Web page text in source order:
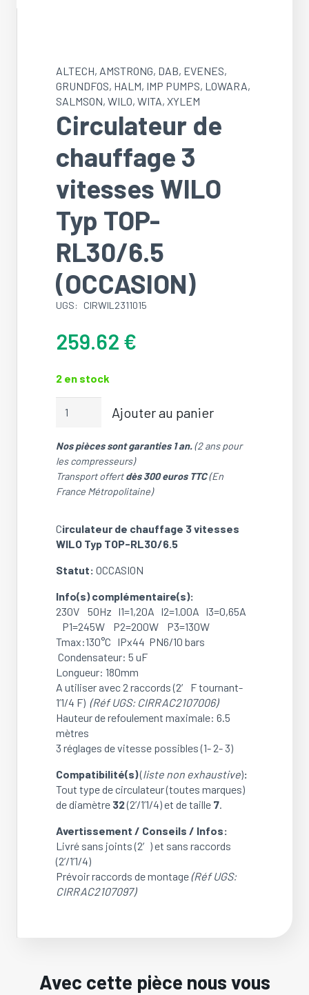
ALTECH, AMSTRONG, DAB, EVENES,
GRUNDFOS, HALM, IMP PUMPS, LOWARA,
SALMSON, WILO, WITA, XYLEM
Circulateur de
chauffage 3
vitesses WILO
Typ TOP-
RL30/6.5
(OCCASION)
UGS: CIRWIL2311015
259.62 €
2 en stock
de
chauffage
3
vitesses
Typ
TOP-
(OCCASION)
Ajouter au panier
Nos pièces sont garanties 1 an.(2 ans pour
les compresseurs)
Transport offertdès 300 euros TTC(En
France Métropolitaine)
Circulateur de chauffage 3 vitesses
WILO Typ TOP-RL30/6.5
Statut: OCCASION
Info(s) complémentaire(s):
230V 50Hz I1=1,20A I2=1.00A I3=0,65A
P1=245W P2=200W P3=130W
Tmax:130°C IPx44 PN6/10 bars
Condensateur: 5 uF
Longueur: 180mm
A utiliser avec 2 raccords (2′ F tournant-
1’1/4 F) (Réf UGS: CIRRAC2107006)
Hauteur de refoulement maximale: 6.5
mètres
3 réglages de vitesse possibles (1- 2- 3)
Compatibilité(s)(liste non exhaustive):
Tout type de circulateur (toutes marques)
de diamètre 32(2’/1’1/4) et de taille 7.
Avertissement / Conseils / Infos:
Livré sans joints (2′) et sans raccords
(2’/1’1/4)
Prévoir raccords de montage(Réf UGS:
CIRRAC2107097)
Avec cette pièce nous vous